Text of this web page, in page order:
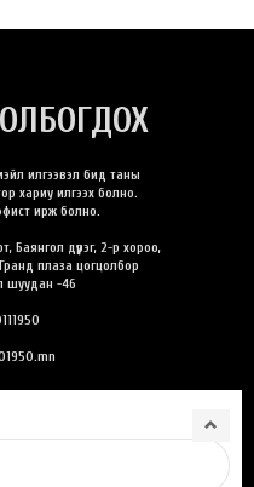
илгээвэл бид таны
хариу илгээх болно.
ирж болно.
Баянгол дүүрэг, 2-р хороо,
плаза цогцолбор
шуудан -46